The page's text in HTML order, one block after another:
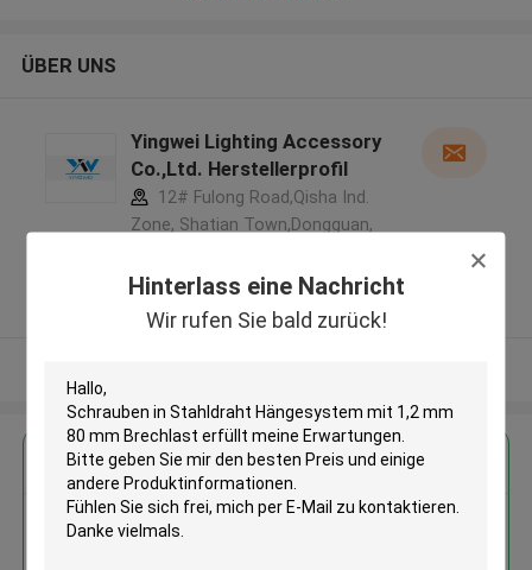
Hinterlass eine Nachricht
Wir rufen Sie bald zurück!
ÜBER UNS
Yingwei Lighting Accessory
Co.,Ltd. Herstellerprofil
12# Fulong Road,Qisha Ind.
Zone, Shatian Town,Dongguan,
5.0
Überprüfter Lieferant
Erhalten Sie den besten Preis für